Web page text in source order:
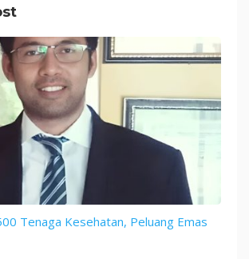
Tenaga Kesehatan, Peluang Emas